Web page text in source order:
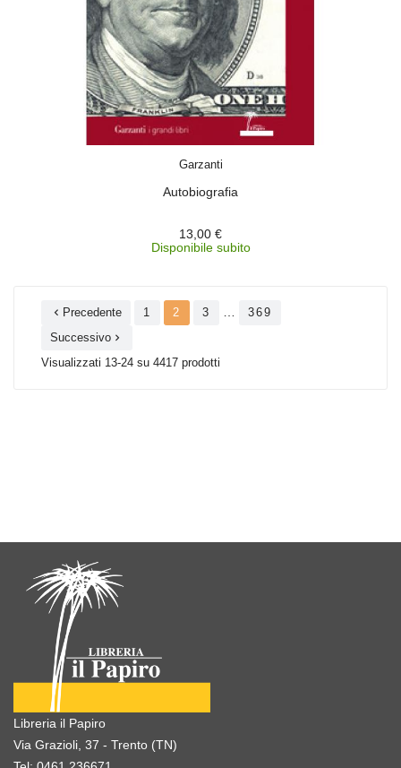
Garzanti
Autobiografia
13,00 €
Disponibile subito
 Precedente 1 2 3
369
Successivo 
Visualizzati 13-24 su 4417 prodotti
Libreria il Papiro
Via Grazioli, 37 - Trento (TN)